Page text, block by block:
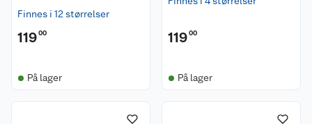
Finnes i 12 størrelser
11900
På lager
11900
På lager
Kundeservice